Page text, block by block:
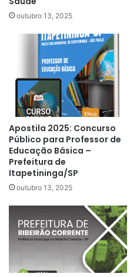
outubro 13, 2025
Apostila 2025: Concurso
Público para Professor de
Educação Básica –
Prefeitura de
Itapetininga/SP
outubro 13, 2025